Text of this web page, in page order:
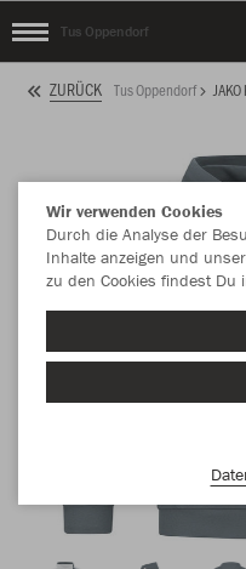
Tus Oppendorf
ZURÜCK Tus Oppendorf
Wir verwenden Cookies
Durch die Analyse der
Inhalte anzeigen und
zu den Cookies findest Du